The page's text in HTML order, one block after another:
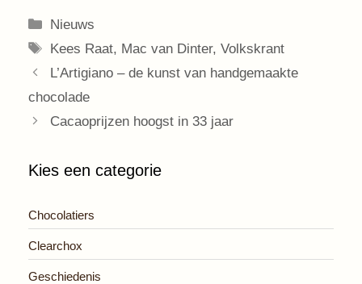
Categorieën
Nieuws
Tags
Kees Raat, Mac van Dinter,Volkskrant
L’Artigiano – de kunst van handgemaakte
chocolade
Cacaoprijzen hoogst in 33 jaar
Kies een categorie
Chocolatiers
Clearchox
Geschiedenis